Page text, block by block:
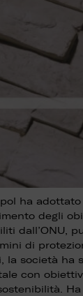
ha
degli
dall’ONU,
di
la società ha
con